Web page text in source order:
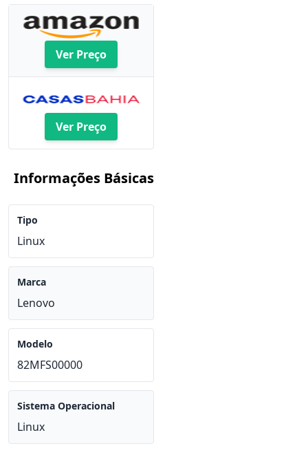
Ver Preço
Ver Preço
Informações Básicas
Tipo
Linux
Marca
Lenovo
Modelo
82MFS00000
Sistema Operacional
Linux